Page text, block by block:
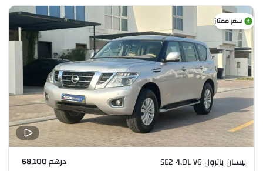
سعر ممتاز
نيسان باترول SE2 4.0L V6 درهم 68,100